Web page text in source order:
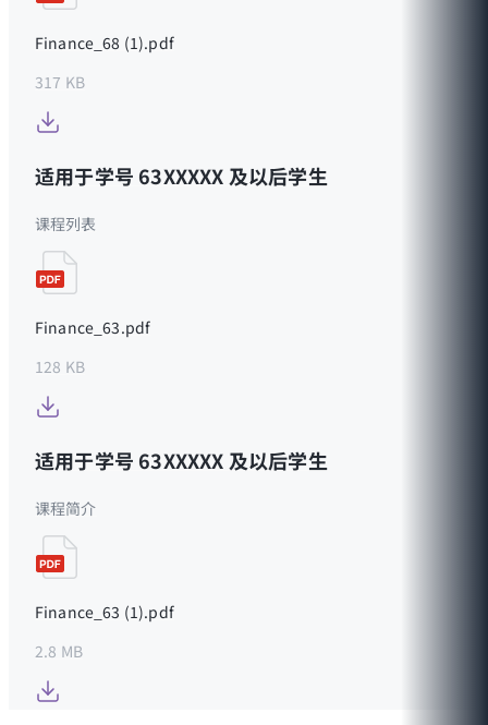
Finance_68 (1).pdf
317 KB
适用于学号 63XXXXX 及以后学生
课程列表
Finance_63.pdf
128 KB
适用于学号 63XXXXX 及以后学生
课程简介
Finance_63 (1).pdf
2.8 MB